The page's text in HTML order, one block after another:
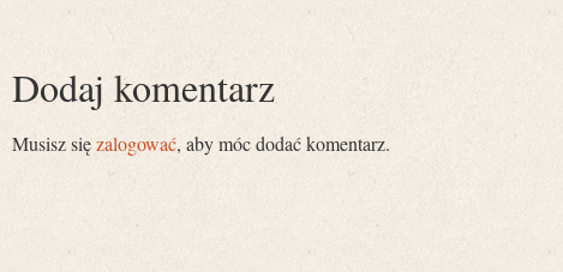
Dodaj komentarz
Musisz sięzalogować, aby móc dodać komentarz.